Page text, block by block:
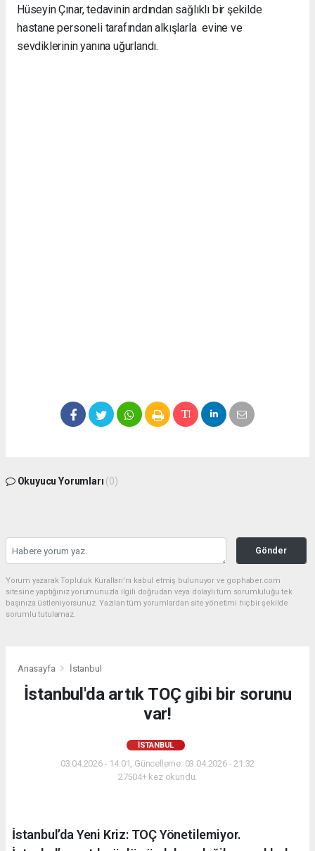
Hüseyin Çınar, tedavinin ardından sağlıklı bir şekilde
hastane personeli tarafından alkışlarla evine ve
sevdiklerinin yanına uğurlandı.
Okuyucu Yorumları (0)
Gönder
Yorum yazarak Topluluk Kuralları’nı kabul etmiş bulunuyor ve gophaber.com
sitesine yaptığınız yorumunuzla ilgili doğrudan veya dolaylı tüm sorumluluğu tek
başınıza üstleniyorsunuz. Yazılan tüm yorumlardan site yönetimi hiçbir şekilde
sorumlu tutulamaz.
Anasayfa İstanbul
İstanbul'da artık TOÇ gibi bir sorunu
var!
İSTANBUL
03.04.2026 - 14:01, Güncelleme: 03.04.2026 - 21:32
27504+ kez okundu.
İstanbul’da Yeni Kriz: TOÇ Yönetilemiyor.